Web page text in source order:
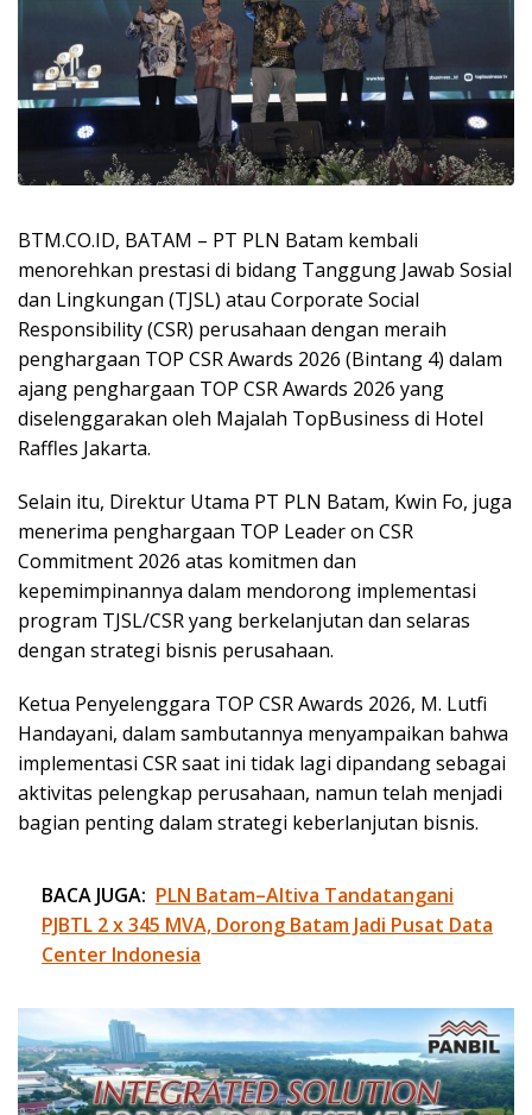
BTM.CO.ID, BATAM – PT PLN Batam kembali
menorehkan prestasi di bidang Tanggung Jawab Sosial
dan Lingkungan (TJSL) atau Corporate Social
Responsibility (CSR) perusahaan dengan meraih
penghargaan TOP CSR Awards 2026 (Bintang 4) dalam
ajang penghargaan TOP CSR Awards 2026 yang
diselenggarakan oleh Majalah TopBusiness di Hotel
Raffles Jakarta.
Selain itu, Direktur Utama PT PLN Batam, Kwin Fo, juga
menerima penghargaan TOP Leader on CSR
Commitment 2026 atas komitmen dan
kepemimpinannya dalam mendorong implementasi
program TJSL/CSR yang berkelanjutan dan selaras
dengan strategi bisnis perusahaan.
Ketua Penyelenggara TOP CSR Awards 2026, M. Lutfi
Handayani, dalam sambutannya menyampaikan bahwa
implementasi CSR saat ini tidak lagi dipandang sebagai
aktivitas pelengkap perusahaan, namun telah menjadi
bagian penting dalam strategi keberlanjutan bisnis.
BACA JUGA: PLN Batam–Altiva Tandatangani
PJBTL 2 x 345 MVA, Dorong Batam Jadi Pusat Data
Center Indonesia